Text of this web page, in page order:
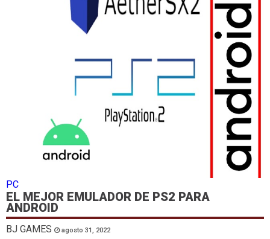
PC
EL MEJOR EMULADOR DE PS2 PARA
ANDROID
BJ GAMES agosto 31, 2022